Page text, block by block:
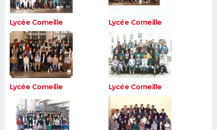
Lycée Corneille Lycée Corneille
Lycée Corneille Lycée Corneille